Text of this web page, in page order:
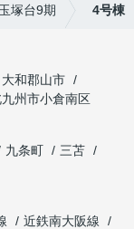
塚台9期 4号棟
大和郡山市
州市小倉南区
九条町
三苫
近鉄南大阪線